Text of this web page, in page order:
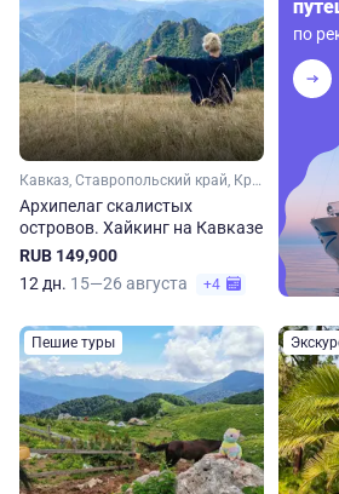
Кавказ, Ставропольский край, Краснодарский край
Архипелаг скалистых
островов. Хайкинг на Кавказе
RUB 149,900
12 дн. 15—26 августа +4
по
Пешие туры